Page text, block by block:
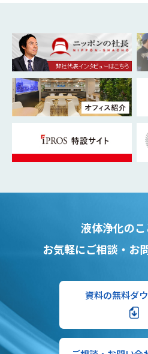
液体浄化のこ
お気軽にご相談・お
資料の無料ダ